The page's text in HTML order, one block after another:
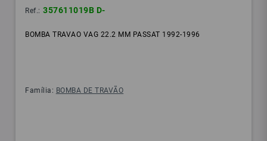
Ref.: 357611019B D-
BOMBA TRAVAO VAG 22.2 MM PASSAT 1992-1996
Família: BOMBA DE TRAVÃO